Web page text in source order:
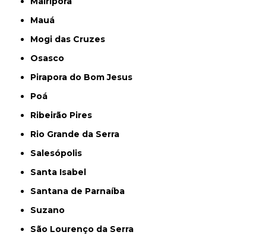
Mauá
Mogi das Cruzes
Osasco
Pirapora do Bom Jesus
Poá
Ribeirão Pires
Rio Grande da Serra
Salesópolis
Santa Isabel
Santana de Parnaíba
Suzano
São Lourenço da Serra